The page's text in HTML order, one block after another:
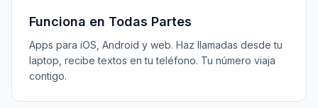
Funciona en Todas Partes
Apps para iOS, Android y web. Haz llamadas desde tu
laptop, recibe textos en tu teléfono. Tu número viaja
contigo.